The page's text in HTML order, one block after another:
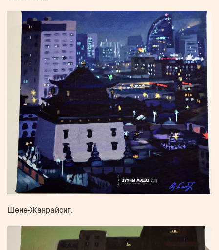
Шөнө-Жанрайсиг.